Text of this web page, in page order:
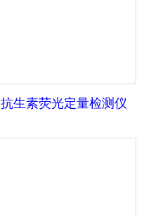
抗生素荧光定量检测仪